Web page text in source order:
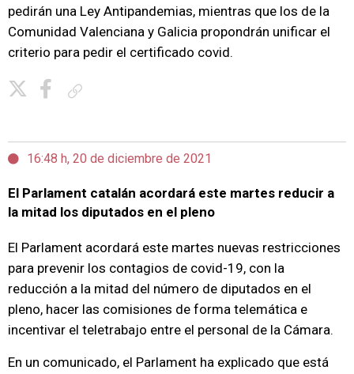
pedirán una Ley Antipandemias, mientras que los de la
Comunidad Valenciana y Galicia propondrán unificar el
criterio para pedir el certificado covid.
16:48 h, 20 de diciembre de 2021
El Parlament catalán acordará este martes reducir a
la mitad los diputados en el pleno
El Parlament acordará este martes nuevas restricciones
para prevenir los contagios de covid-19, con la
reducción a la mitad del número de diputados en el
pleno, hacer las comisiones de forma telemática e
incentivar el teletrabajo entre el personal de la Cámara.
En un comunicado, el Parlament ha explicado que está